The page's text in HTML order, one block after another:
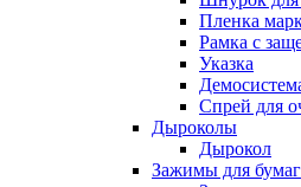
Пленка
Рамка с
Указка
Спрей для
Дыроколы
Дырокол
Зажимы для бумаг